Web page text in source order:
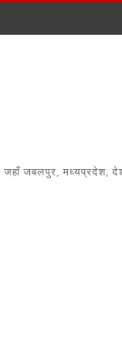
जबलपुर, मध्यप्रदेश, देश,